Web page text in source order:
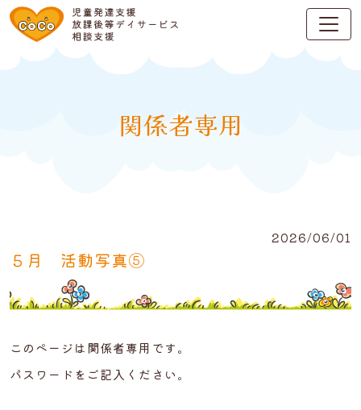
関係者専用
2026/06/01
５月 活動写真⑤
このページは関係者専用です。
パスワードをご記入ください。